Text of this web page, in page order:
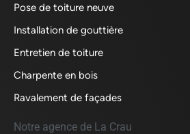
Pose de toiture neuve
Installation de gouttière
Entretien de toiture
Charpente en bois
Ravalement de façades
Notre agence de La Crau